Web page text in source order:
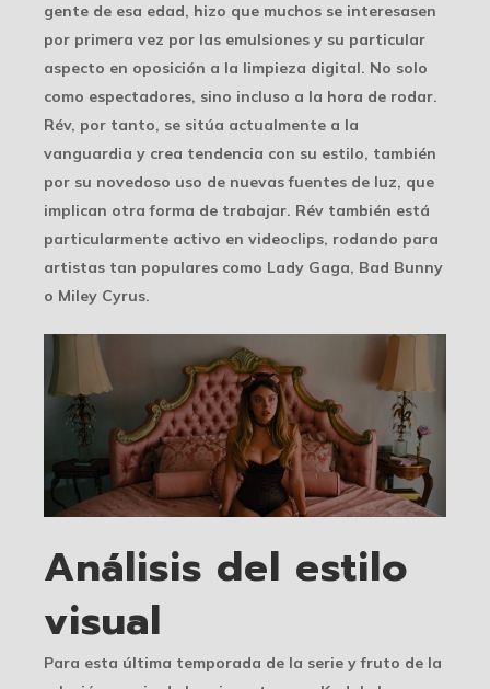
gente de esa edad, hizo que muchos se interesasen
por primera vez por las emulsiones y su particular
aspecto en oposición a la limpieza digital. No solo
como espectadores, sino incluso a la hora de rodar.
Rév, por tanto, se sitúa actualmente a la
vanguardia y crea tendencia con su estilo, también
por su novedoso uso de nuevas fuentes de luz, que
implican otra forma de trabajar. Rév también está
particularmente activo en videoclips, rodando para
artistas tan populares como Lady Gaga, Bad Bunny
o Miley Cyrus.
Análisis del estilo
visual
Para esta última temporada de la serie y fruto de la